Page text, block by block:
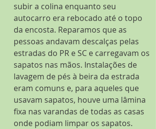
subir a colina enquanto seu
autocarro era rebocado até o topo
da encosta. Reparamos que as
pessoas andavam descalças pelas
estradas do PR e SC e carregavam os
sapatos nas mãos. Instalações de
lavagem de pés à beira da estrada
eram comuns e, para aqueles que
usavam sapatos, houve uma lâmina
fixa nas varandas de todas as casas
onde podiam limpar os sapatos.